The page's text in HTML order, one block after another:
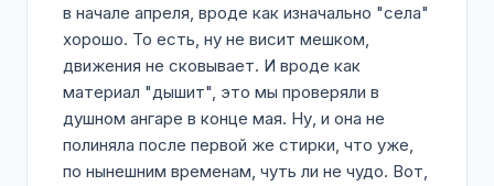
в начале апреля, вроде как изначально "села"
хорошо. То есть, ну не висит мешком,
движения не сковывает. И вроде как
материал "дышит", это мы проверяли в
душном ангаре в конце мая. Ну, и она не
полиняла после первой же стирки, что уже,
по нынешним временам, чуть ли не чудо. Вот,